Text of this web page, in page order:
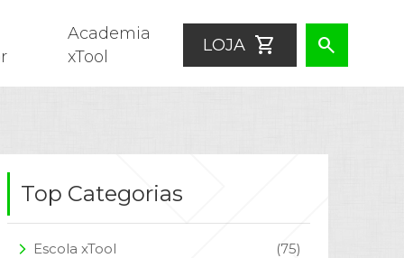
Academia
xTool
LOJA shopping_cart search
Top Categorias
arrow_forward_ios Escola xTool (75)